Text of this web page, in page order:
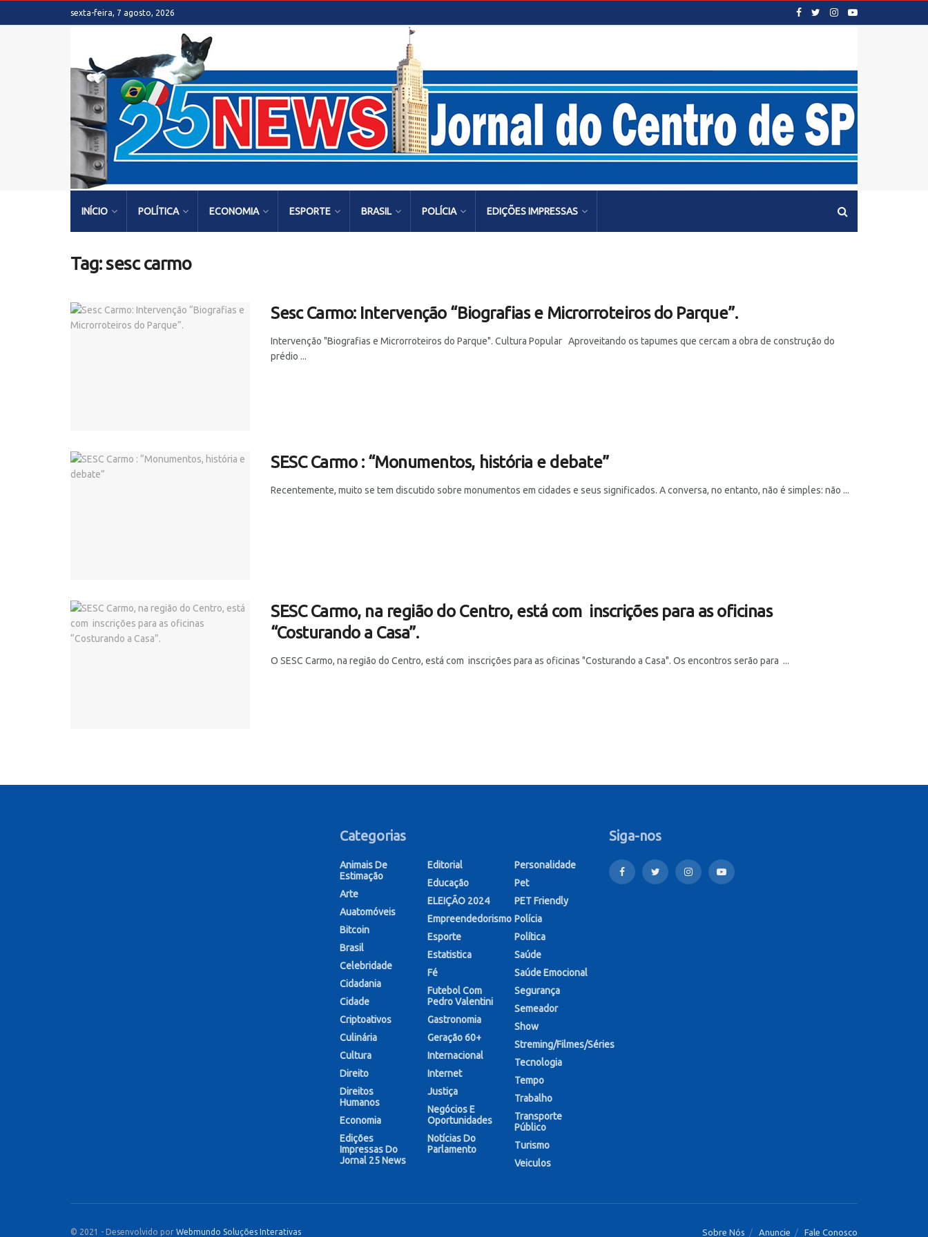
sexta-feira, 7 agosto, 2026
INÍCIO POLÍTICA ECONOMIA ESPORTE BRASIL POLÍCIA EDIÇÕES IMPRESSAS
Tag:sesc carmo
Sesc Carmo: Intervenção “Biografias e Microrroteiros do Parque”.
Intervenção "Biografias e Microrroteiros do Parque". Cultura Popular Aproveitando os tapumes que cercam a obra de construção do
prédio ...
SESC Carmo : “Monumentos, história e debate”
Recentemente, muito se tem discutido sobre monumentos em cidades e seus significados. A conversa, no entanto, não é simples: não ...
SESC Carmo, na região do Centro, está com inscrições para as oficinas
“Costurando a Casa”.
O SESC Carmo, na região do Centro, está com inscrições para as oficinas "Costurando a Casa". Os encontros serão para ...
Categorias
Animais De
Estimação
Arte
Auatomóveis
Bitcoin
Brasil
Celebridade
Cidadania
Cidade
Criptoativos
Culinária
Cultura
Direito
Direitos
Humanos
Economia
Edições
Impressas Do
Jornal 25 News
Editorial
Educação
ELEIÇÃO 2024
Empreendedorismo
Esporte
Estatistica
Fé
Futebol Com
Pedro Valentini
Gastronomia
Geração 60+
Internacional
Internet
Justiça
Negócios E
Oportunidades
Notícias Do
Parlamento
Personalidade
Pet
PET Friendly
Polícia
Política
Saúde
Saúde Emocional
Segurança
Semeador
Show
Streming/Filmes/Séries
Tecnologia
Tempo
Trabalho
Transporte
Público
Turismo
Veiculos
Siga-nos
Sobre Nós Anuncie Fale Conosco
© 2021 - Desenvolvido por Webmundo Soluções Interativas